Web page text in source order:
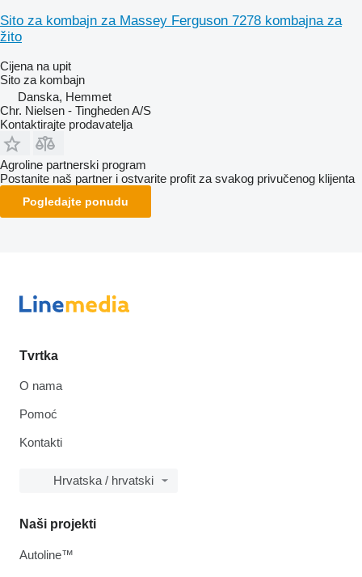
Sito za kombajn za Massey Ferguson 7278 kombajna za
žito
Cijena na upit
Sito za kombajn
Danska, Hemmet
Chr. Nielsen - Tingheden A/S
Kontaktirajte prodavatelja
Agroline partnerski program
Postanite naš partner i ostvarite profit za svakog privučenog klijenta
Pogledajte ponudu
Tvrtka
O nama
Pomoć
Kontakti
Hrvatska / hrvatski
Naši projekti
Autoline™